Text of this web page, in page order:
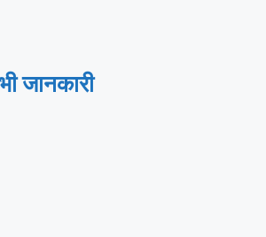
जानकारी